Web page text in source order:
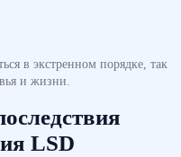
в экстренном порядке, так
и жизни.
LSD